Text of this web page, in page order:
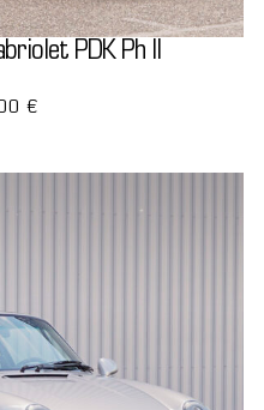
PDK Ph II
€